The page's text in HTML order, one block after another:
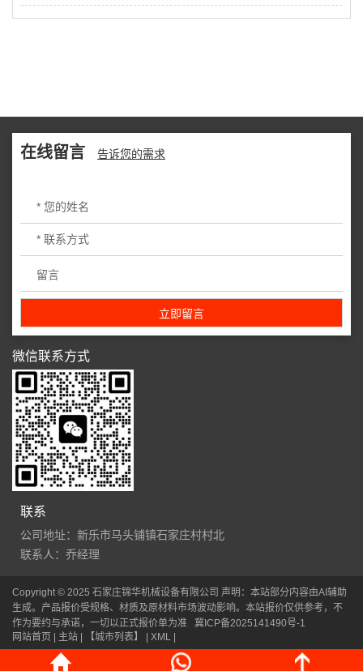
在线留言 告诉您的需求
微信联系方式
联系
公司地址：新乐市马头铺镇石家庄村村北
联系人：乔经理
Copyright © 2025 石家庄锦华机械设备有限公司 声明：本站部分内容由AI辅助
生成。产品报价受规格、材质及原材料市场波动影响。本站报价仅供参考，不
作为要约与承诺，一切以正式报价单为准
冀ICP备2025141490号-1
网站首页 | 主站 | 【城市列表】 | XML |